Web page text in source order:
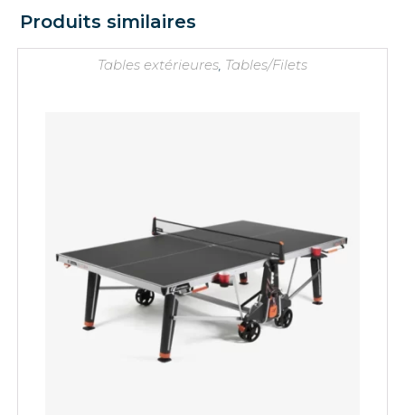
Produits similaires
Tables extérieures, Tables/Filets